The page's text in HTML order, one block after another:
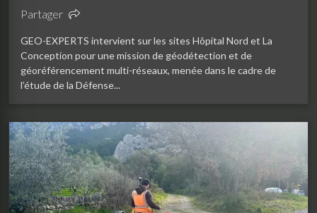
Partager
GEO-EXPERTS intervient sur les sites Hôpital Nord et La
Conception pour une mission de géodétection et de
géoréférencement multi-réseaux, menée dans le cadre de
l’étude de la Défense...